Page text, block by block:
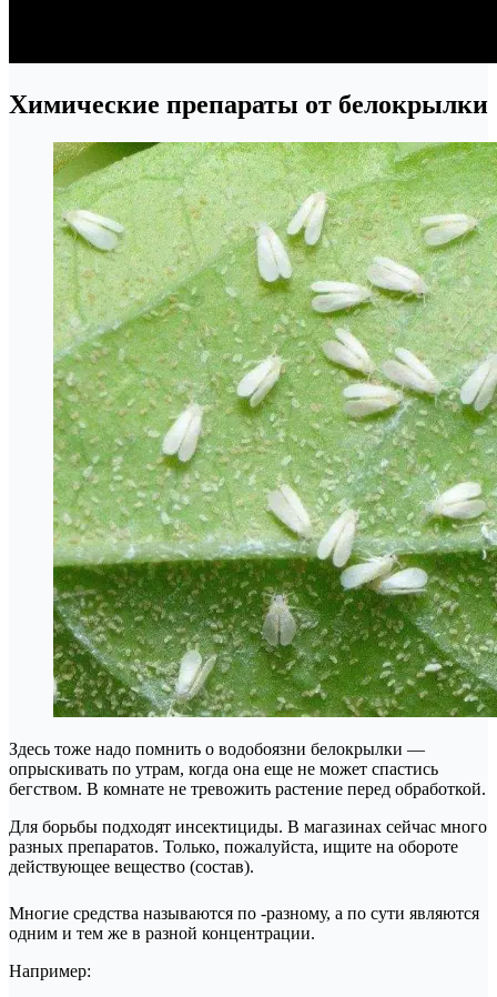
Химические препараты от белокрылки
Здесь тоже надо помнить о водобоязни белокрылки —
опрыскивать по утрам, когда она еще не может спастись
бегством. В комнате не тревожить растение перед обработкой.
Для борьбы подходят инсектициды. В магазинах сейчас много
разных препаратов. Только, пожалуйста, ищите на обороте
действующее вещество (состав).
Многие средства называются по -разному, а по сути являются
одним и тем же в разной концентрации.
Например: